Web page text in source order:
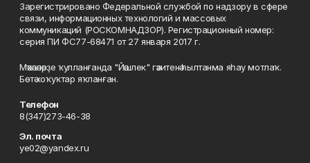
Зарегистрировано Федеральной службой по надзору в сфере
связи, информационных технологий и массовых
коммуникаций (РОСКОМНАДЗОР). Регистрационный номер:
серия ПИ ФС77-68471 от 27 января 2017 г.
Мәҡәләләрҙе ҡулланғанда "Йәшлек" гәзитенә һылтанма яһау мотлаҡ.
Бөтә хоҡуҡтар яҡланған.
Телефон
8(347)273-46-38
Эл. почта
ye02@yandex.ru